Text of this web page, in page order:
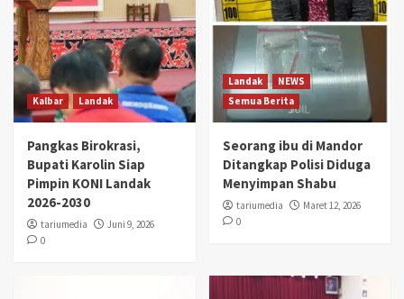
Kalbar Landak
Pangkas Birokrasi,
Bupati Karolin Siap
Pimpin KONI Landak
2026-2030
tariumedia
Juni 9, 2026
0
Landak
NEWS
Semua Berita
Seorang ibu di Mandor
Ditangkap Polisi Diduga
Menyimpan Shabu
tariumedia
Maret 12, 2026
0